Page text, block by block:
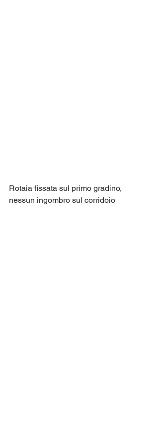
Rotaia fissata sul primo gradino,
nessun ingombro sul corridoio